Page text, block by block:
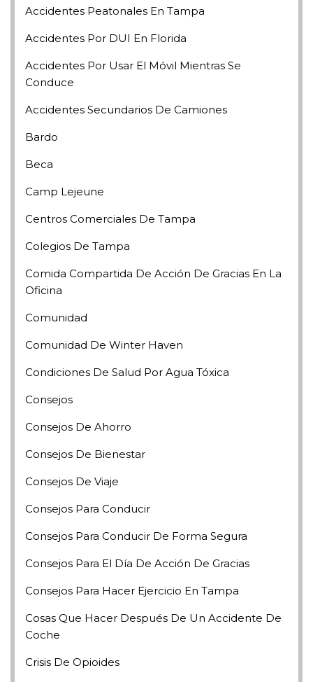
Accidentes Peatonales En Tampa
Accidentes Por DUI En Florida
Accidentes Por Usar El Móvil Mientras Se
Conduce
Accidentes Secundarios De Camiones
Bardo
Beca
Camp Lejeune
Centros Comerciales De Tampa
Colegios De Tampa
Comida Compartida De Acción De Gracias En La
Oficina
Comunidad
Comunidad De Winter Haven
Condiciones De Salud Por Agua Tóxica
Consejos
Consejos De Ahorro
Consejos De Bienestar
Consejos De Viaje
Consejos Para Conducir
Consejos Para Conducir De Forma Segura
Consejos Para El Día De Acción De Gracias
Consejos Para Hacer Ejercicio En Tampa
Cosas Que Hacer Después De Un Accidente De
Coche
Crisis De Opioides